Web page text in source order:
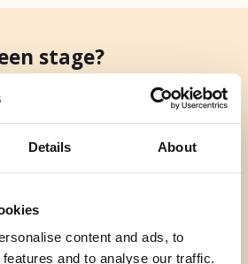
Details About
content and ads, to
and to analyse our traffic.
Neem dan contact op met
van de
leren van én met elkaar.
om bij ons stage te komen
dan bij het stagebureau van
Soms bieden we ook
van andere hogescholen.
Leuk! Laat het dan
stage?
of bellen voor meer